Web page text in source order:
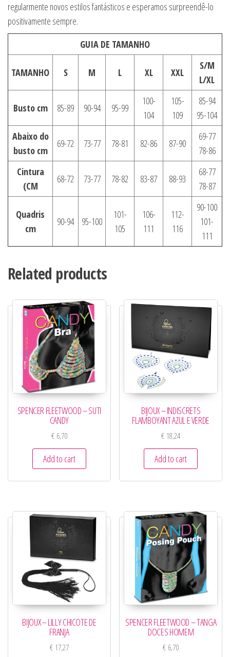
regularmente novos estilos fantásticos e esperamos surpreendê-lo
positivamente sempre.
GUIA DE TAMANHO
TAMANHO S M L XL XXL
S/M
L/XL
Busto cm 85-89 90-94 95-99
100-
104
105-
109
85-94
95-104
Abaixo do
busto cm
69-72 73-77 78-81 82-86 87-90
69-77
78-86
Cintura
(CM
68-72 73-77 78-82 83-87 88-93
68-77
78-87
Quadris
cm
90-94 95-100
101-
105
106-
111
112-
116
90-100
101-
111
Related products
SPENCER FLEETWOOD – SUTI
CANDY
€6,70
Add to cart
BIJOUX – INDISCRETS
FLAMBOYANT AZUL E VERDE
€ 18,24
Add to cart
BIJOUX – LILLY CHICOTE DE
FRANJA
€17,27
SPENCER FLEETWOOD – TANGA
DOCES HOMEM
€ 6,70